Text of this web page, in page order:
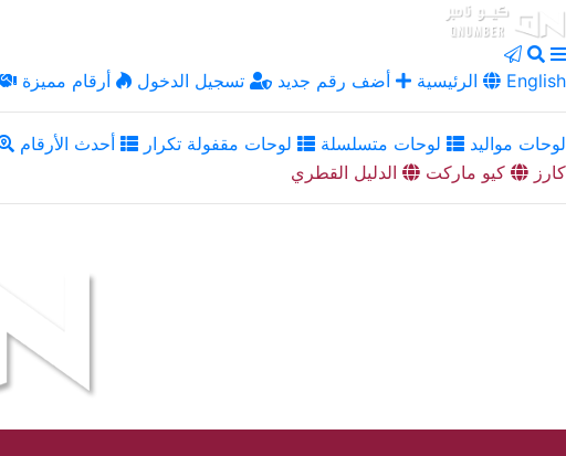
الرئيسية أضف رقم جديد تسجيل الدخول أرقام مميزة English
لوحات مواليد لوحات متسلسلة لوحات مقفولة تكرار أحدث الأرقام
كارز
كيو ماركت الدليل القطري